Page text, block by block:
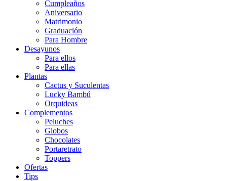
Cumpleaños
Aniversario
Matrimonio
Graduación
Para Hombre
Desayunos
Para ellos
Para ellas
Plantas
Cactus y Suculentas
Lucky Bambú
Orquideas
Complementos
Peluches
Globos
Chocolates
Portaretrato
Toppers
Ofertas
Tips